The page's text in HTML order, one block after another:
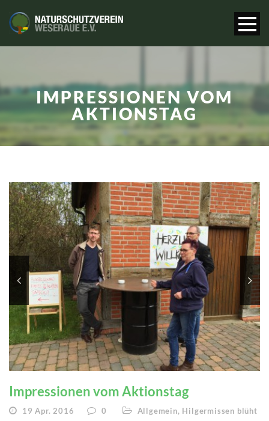
IMPRESSIONEN VOM
AKTIONSTAG
Impressionen vom Aktionstag
19 Apr. 2016 0 Allgemein, Hilgermissen blüht